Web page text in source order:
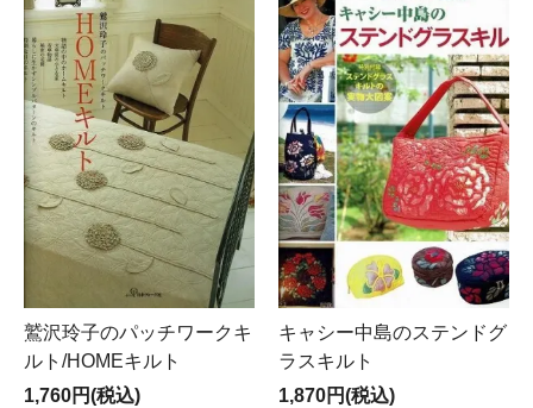
鷲沢玲子のパッチワークキ
ルト/HOMEキルト
1,760円(税込)
キャシー中島のステンドグ
ラスキルト
1,870円(税込)